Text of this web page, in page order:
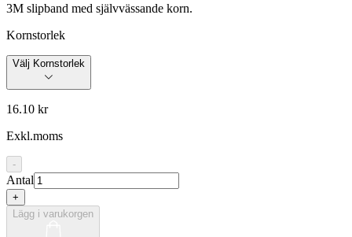
3M slipband med självvässande korn.
Kornstorlek
Välj Kornstorlek
16.10 kr
Exkl.moms
-
Antal
+
Lägg i varukorgen